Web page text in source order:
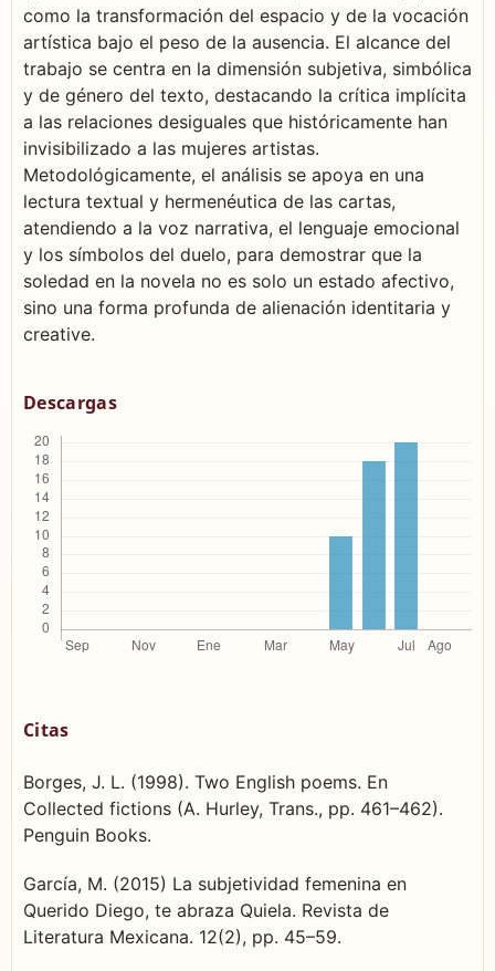
como la transformación del espacio y de la vocación
artística bajo el peso de la ausencia. El alcance del
trabajo se centra en la dimensión subjetiva, simbólica
y de género del texto, destacando la crítica implícita
a las relaciones desiguales que históricamente han
invisibilizado a las mujeres artistas.
Metodológicamente, el análisis se apoya en una
lectura textual y hermenéutica de las cartas,
atendiendo a la voz narrativa, el lenguaje emocional
y los símbolos del duelo, para demostrar que la
soledad en la novela no es solo un estado afectivo,
sino una forma profunda de alienación identitaria y
creative.
Descargas
Citas
Borges, J. L. (1998). Two English poems. En
Collected fictions (A. Hurley, Trans., pp. 461–462).
Penguin Books.
García, M. (2015) La subjetividad femenina en
Querido Diego, te abraza Quiela. Revista de
Literatura Mexicana. 12(2), pp. 45–59.